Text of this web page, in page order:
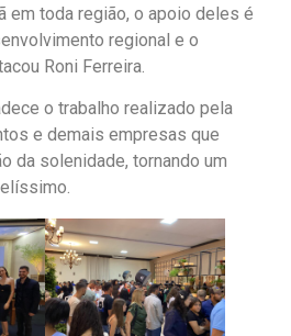
em toda região, o apoio deles é
regional e o
Roni Ferreira.
o trabalho realizado pela
e demais empresas que
da solenidade, tornando um